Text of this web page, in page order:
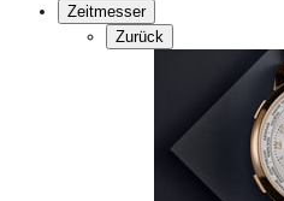
Zeitmesser
Zurück